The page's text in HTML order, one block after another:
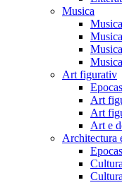
Musica
Art figurativ
Art
Art
Art e
Architectura